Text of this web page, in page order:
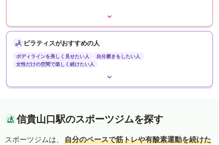
ピラティスがおすすめの人
ボディラインを美しく見せたい人
自分磨きをしたい人
女性だけの空間で楽しく続けたい人
信貴山口駅のスポーツジムを探す
スポーツジムは、
自分のペースで筋トレや有酸素運動を続けた